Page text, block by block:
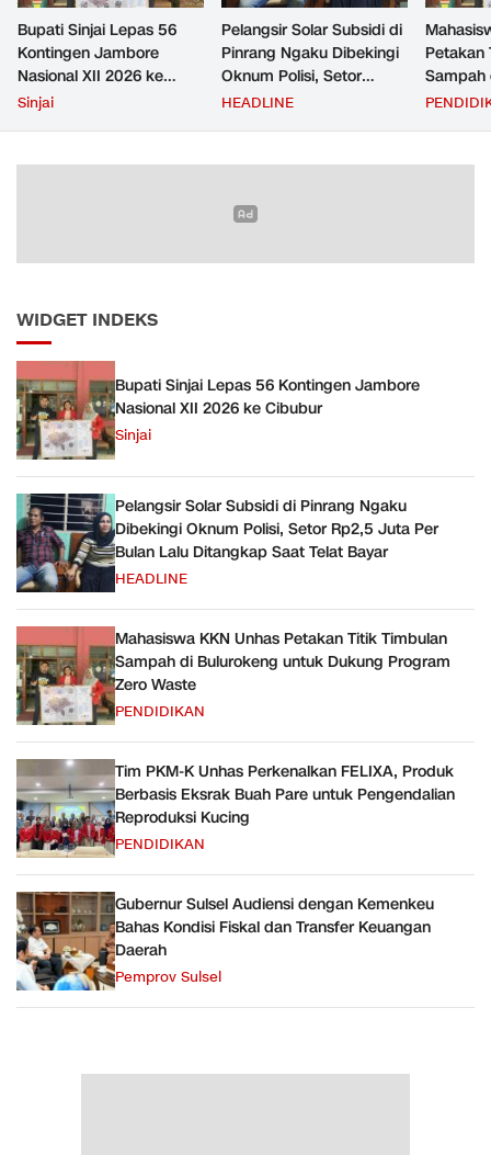
Bupati Sinjai Lepas 56
Kontingen Jambore
Nasional XII 2026 ke
Cibubur
Sinjai
Pelangsir Solar Subsidi di
Pinrang Ngaku Dibekingi
Oknum Polisi, Setor
Rp2,5 Juta Per Bulan Lalu
HEADLINE
Petakan
Sampah
untuk
WIDGET INDEKS
Bupati Sinjai Lepas 56 Kontingen Jambore
Nasional XII 2026 ke Cibubur
Sinjai
Pelangsir Solar Subsidi di Pinrang Ngaku
Dibekingi Oknum Polisi, Setor Rp2,5 Juta Per
Bulan Lalu Ditangkap Saat Telat Bayar
HEADLINE
Mahasiswa KKN Unhas Petakan Titik Timbulan
Sampah di Bulurokeng untuk Dukung Program
Zero Waste
PENDIDIKAN
Tim PKM-K Unhas Perkenalkan FELIXA, Produk
Berbasis Eksrak Buah Pare untuk Pengendalian
Reproduksi Kucing
PENDIDIKAN
Gubernur Sulsel Audiensi dengan Kemenkeu
Bahas Kondisi Fiskal dan Transfer Keuangan
Daerah
Pemprov Sulsel